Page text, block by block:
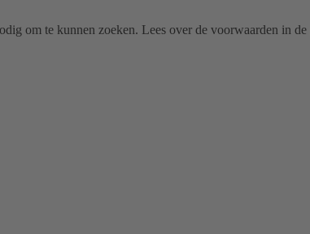
om te kunnen zoeken. Lees over de voorwaarden in de